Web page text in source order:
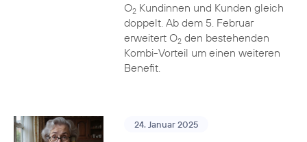
O2Kundinnen und Kunden gleich
doppelt. Ab dem 5. Februar
erweitert O2den bestehenden
Kombi-Vorteil um einen weiteren
Benefit.
24. Januar 2025